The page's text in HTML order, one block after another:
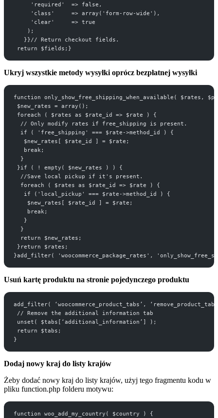
     'required'  => false,
     'class'     => array('form-row-wide'),
     'clear'     => true
    );
   }}// Return checkout fields.
return $fields;}
Ukryj wszystkie metody wysyłki oprócz bezpłatnej wysyłki
function only_show_free_shipping_when_available( $rates,
$new_rates = array();
foreach ( $rates as $rate_id => $rate ) {
  // Only modify rates if free_shipping is present.
  if ( 'free_shipping' === $rate->method_id ) {
   $new_rates[ $rate_id ] = $rate;
   break;
  }
}if ( ! empty( $new_rates ) ) {
  //Save local pickup if it's present.
  foreach ( $rates as $rate_id => $rate ) {
   if ('local_pickup' === $rate->method_id ) {
    $new_rates[ $rate_id ] = $rate;
    break;
   }
  }
  return $new_rates;
}return $rates;
}add_filter( 'woocommerce_package_rates',
Usuń kartę produktu na stronie pojedynczego produktu
add_filter( ‘woocommerce_product_tabs’,
// Remove the additional information tab
unset( $tabs[‘additional_information’] );
return $tabs;
}
Dodaj nowy kraj do listy krajów
Żeby dodać nowy kraj do listy krajów, użyj tego fragmentu kodu w
pliku function.php folderu motywu:
function woo_add_my_country( $country ) {